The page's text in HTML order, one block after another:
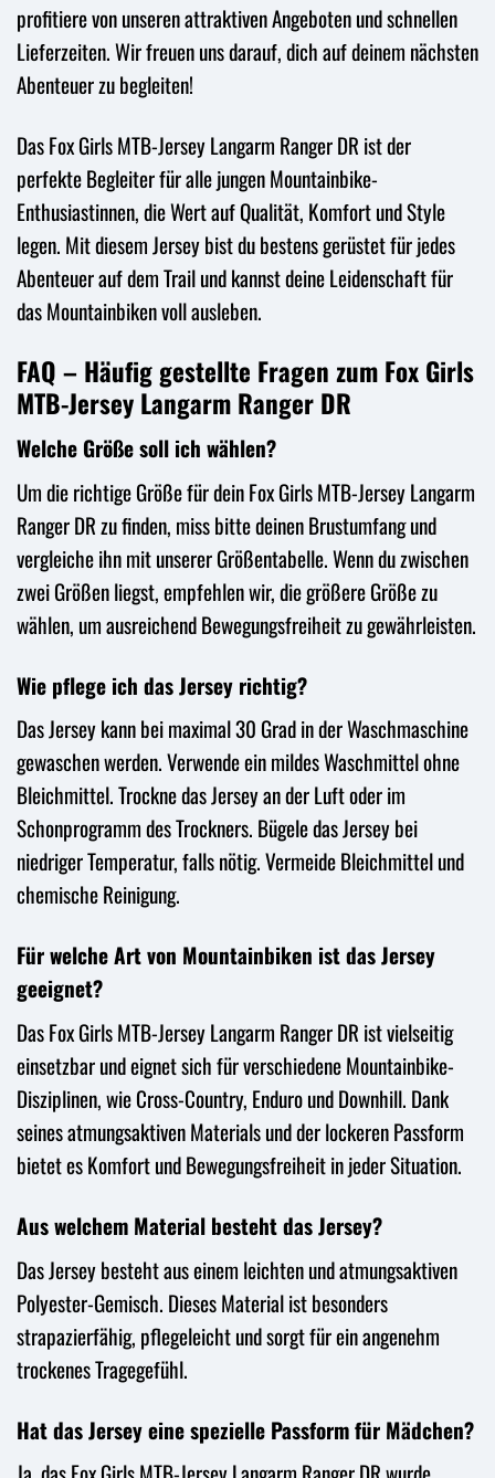
profitiere von unseren attraktiven Angeboten und schnellen
Lieferzeiten. Wir freuen uns darauf, dich auf deinem nächsten
Abenteuer zu begleiten!
Das Fox Girls MTB-Jersey Langarm Ranger DR ist der
perfekte Begleiter für alle jungen Mountainbike-
Enthusiastinnen, die Wert auf Qualität, Komfort und Style
legen. Mit diesem Jersey bist du bestens gerüstet für jedes
Abenteuer auf dem Trail und kannst deine Leidenschaft für
das Mountainbiken voll ausleben.
FAQ – Häufig gestellte Fragen zum Fox Girls
MTB-Jersey Langarm Ranger DR
Welche Größe soll ich wählen?
Um die richtige Größe für dein Fox Girls MTB-Jersey Langarm
Ranger DR zu finden, miss bitte deinen Brustumfang und
vergleiche ihn mit unserer Größentabelle. Wenn du zwischen
zwei Größen liegst, empfehlen wir, die größere Größe zu
wählen, um ausreichend Bewegungsfreiheit zu gewährleisten.
Wie pflege ich das Jersey richtig?
Das Jersey kann bei maximal 30 Grad in der Waschmaschine
gewaschen werden. Verwende ein mildes Waschmittel ohne
Bleichmittel. Trockne das Jersey an der Luft oder im
Schonprogramm des Trockners. Bügele das Jersey bei
niedriger Temperatur, falls nötig. Vermeide Bleichmittel und
chemische Reinigung.
Für welche Art von Mountainbiken ist das Jersey
geeignet?
Das Fox Girls MTB-Jersey Langarm Ranger DR ist vielseitig
einsetzbar und eignet sich für verschiedene Mountainbike-
Disziplinen, wie Cross-Country, Enduro und Downhill. Dank
seines atmungsaktiven Materials und der lockeren Passform
bietet es Komfort und Bewegungsfreiheit in jeder Situation.
Aus welchem Material besteht das Jersey?
Das Jersey besteht aus einem leichten und atmungsaktiven
Polyester-Gemisch. Dieses Material ist besonders
strapazierfähig, pflegeleicht und sorgt für ein angenehm
trockenes Tragegefühl.
Hat das Jersey eine spezielle Passform für Mädchen?